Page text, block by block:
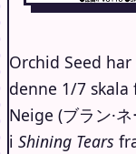
Orchid Seed
denne 1/7
Neige (ブラン·
i Shining Tears